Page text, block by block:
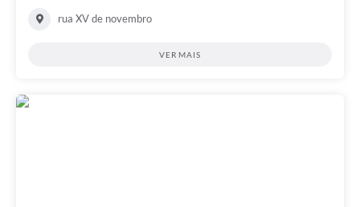
rua XV de novembro
VER MAIS